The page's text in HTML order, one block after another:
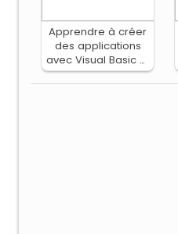
Apprendre à créer
des applications
avec Visual Basic et
les Bases de
Données